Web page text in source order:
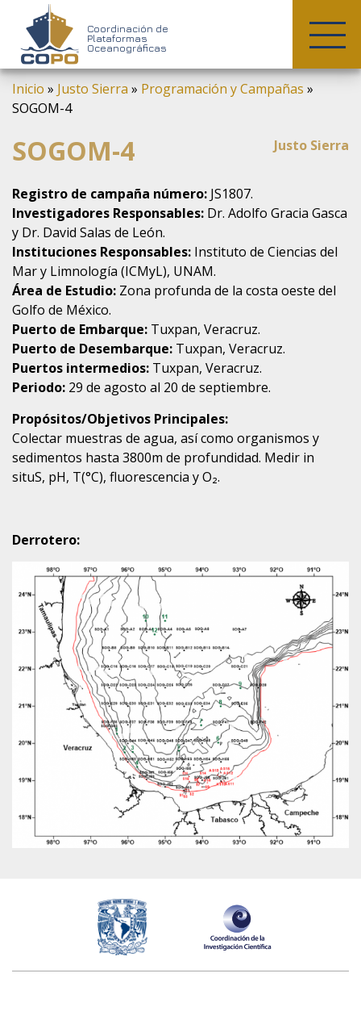
Skip
content
Coordinación de
Plataformas
Oceanográficas
Inicio » Justo Sierra » Programación y Campañas »
SOGOM-4
SOGOM-4 Justo Sierra
Registro de campaña número: JS1807.
Investigadores Responsables: Dr. Adolfo Gracia Gasca
y Dr. David Salas de León.
Instituciones Responsables: Instituto de Ciencias del
Mar y Limnología (ICMyL), UNAM.
Área de Estudio: Zona profunda de la costa oeste del
Golfo de México.
Puerto de Embarque: Tuxpan, Veracruz.
Puerto de Desembarque: Tuxpan, Veracruz.
Puertos intermedios: Tuxpan, Veracruz.
Periodo: 29 de agosto al 20 de septiembre.
Propósitos/Objetivos Principales:
Colectar muestras de agua, así como organismos y
sedimentos hasta 3800m de profundidad. Medir in
situS, pH, T(°C), fluorescencia y O₂.
Derrotero: